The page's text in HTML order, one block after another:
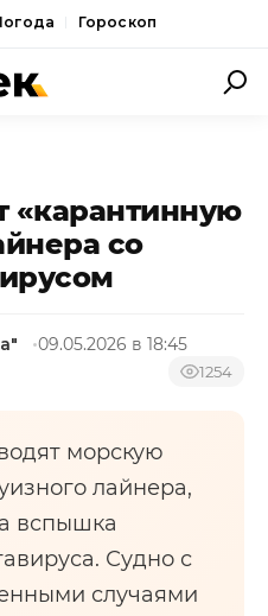
Гороскоп
«карантинную
со
09.05.2026 в 18:45
1254
морскую
лайнера,
вспышка
Судно с
случаями